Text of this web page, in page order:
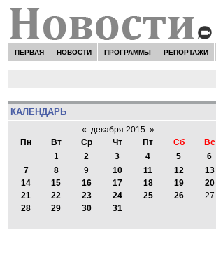
ПЕРВАЯ НОВОСТИ ПРОГРАММЫ РЕПОРТАЖИ
КАЛЕНДАРЬ
« декабря 2015 »
Пн
Вт Ср Чт Пт Сб
Вс
1
2 3 4 5
6
7
8 9 10 11 12
13
14
15 16 17 18 19
20
21
22 23 24 25 26
27
28
29 30 31